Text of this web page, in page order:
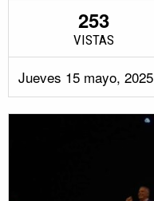
253
VISTAS
Jueves 15 mayo, 2025